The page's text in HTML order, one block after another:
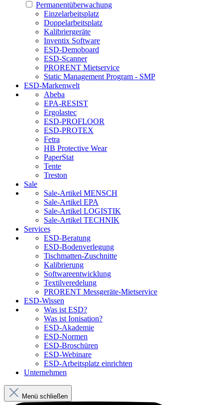
Permanentüberwachung
Einzelarbeitsplatz
Doppelarbeitsplatz
Kalibriergeräte
Inventix Software
ESD-Demoboard
ESD-Scanner
PRORENT Mietservice
Static Management Program - SMP
ESD-Markenwelt
Abeba
EPA-RESIST
Ergolastec
ESD-PROFLOOR
ESD-PROTEX
Fetra
HB Protective Wear
PaperStat
Tente
Treston
Sale
Sale-Artikel MENSCH
Sale-Artikel EPA
Sale-Artikel LOGISTIK
Sale-Artikel TECHNIK
Services
ESD-Beratung
ESD-Bodenverlegung
Tischmatten-Zuschnitte
Kalibrierung
Softwareentwicklung
Textilveredelung
PRORENT Messgeräte-Mietservice
ESD-Wissen
Was ist ESD?
Was ist Ionisation?
ESD-Akademie
ESD-Normen
ESD-Broschüren
ESD-Webinare
ESD-Arbeitsplatz einrichten
Unternehmen
Menü schließen